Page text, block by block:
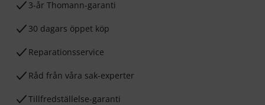
3-år Thomann-garanti
30 dagars öppet köp
Reparationsservice
Råd från våra sak-experter
Tillfredställelse-garanti